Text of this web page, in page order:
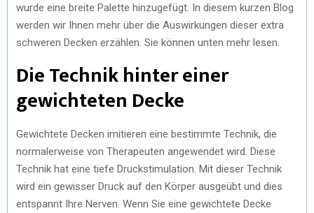
wurde eine breite Palette hinzugefügt. In diesem kurzen Blog
werden wir Ihnen mehr über die Auswirkungen dieser extra
schweren Decken erzählen. Sie können unten mehr lesen.
Die Technik hinter einer
gewichteten Decke
Gewichtete Decken imitieren eine bestimmte Technik, die
normalerweise von Therapeuten angewendet wird. Diese
Technik hat eine tiefe Druckstimulation. Mit dieser Technik
wird ein gewisser Druck auf den Körper ausgeübt und dies
entspannt Ihre Nerven. Wenn Sie eine gewichtete Decke